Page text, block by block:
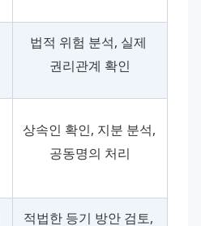
법적 위험 분석, 실제
권리관계 확인
상속인 확인, 지분 분석,
공동명의 처리
적법한 등기 방안 검토,